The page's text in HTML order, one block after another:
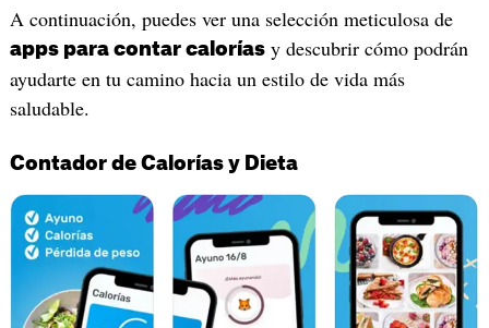
A continuación, puedes ver una selección meticulosa de
apps para contar caloríasy descubrir cómo podrán
ayudarte en tu camino hacia un estilo de vida más
saludable.
Contador de Calorías y Dieta